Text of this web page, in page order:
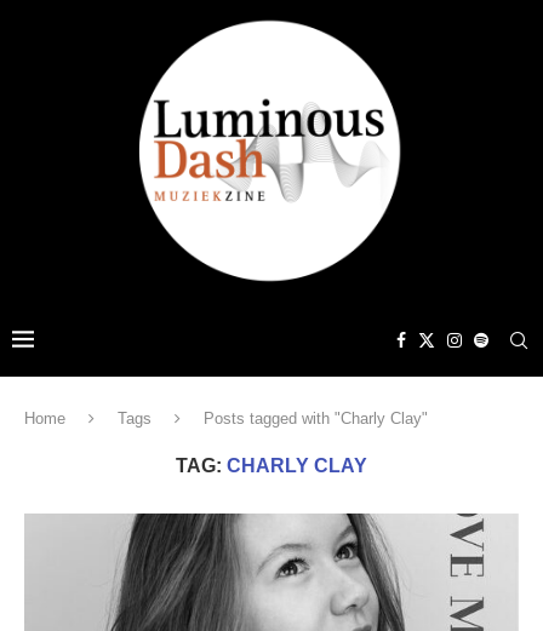
Home Tags Posts tagged with "Charly Clay"
TAG: CHARLY CLAY